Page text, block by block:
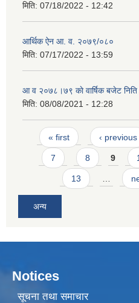
मिति: 07/18/2022 - 12:42
आर्थिक ऐन आ. व. २०७९/०८०
मिति: 07/17/2022 - 13:59
आ व २०७८।७९ काे वार्षिक बजेट निति
मिति: 08/08/2021 - 12:28
Pages
« first ‹ previous
7 8 9
13
अन्य
Notices
सूचना तथा समाचार